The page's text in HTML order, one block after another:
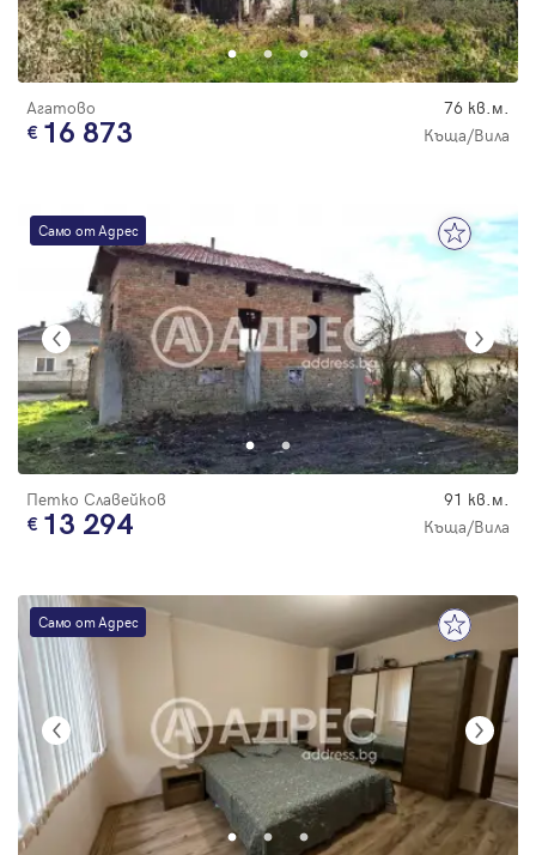
С намалена
цена
Агатово 76 кв.м.
16 873 Къща/Вила
Само от Адрес
Петко Славейков 91 кв.м.
13 294 Къща/Вила
Само от Адрес
Парола
Забравена парола
Регистрация